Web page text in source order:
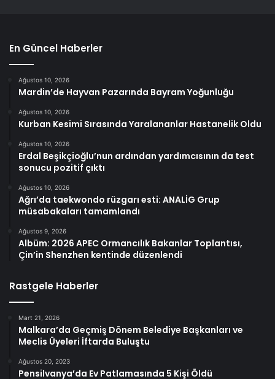
En Güncel Haberler
Ağustos 10, 2026
Mardin’de Hayvan Pazarında Bayram Yoğunluğu
Ağustos 10, 2026
Kurban Kesimi Sırasında Yaralananlar Hastanelik Oldu
Ağustos 10, 2026
Erdal Beşikçioğlu’nun ardından yardımcısının da test
sonucu pozitif çıktı
Ağustos 10, 2026
Ağrı’da taekwondo rüzgarı esti: ANALİG Grup
müsabakaları tamamlandı
Ağustos 9, 2026
Albüm: 2026 APEC Ormancılık Bakanlar Toplantısı,
Çin’in Shenzhen kentinde düzenlendi
Rastgele Haberler
Mart 21, 2026
Malkara’da Geçmiş Dönem Belediye Başkanları ve
Meclis Üyeleri İftarda Buluştu
Ağustos 20, 2023
Pensilvanya’da Ev Patlamasında 5 Kişi Öldü